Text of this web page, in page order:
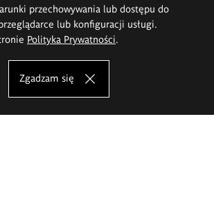
przechowywania lub dostępu do
lub konfiguracji usługi.
Polityka Prywatności.
Zgadzam się